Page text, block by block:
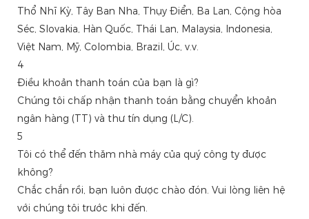
Thổ Nhĩ Kỳ, Tây Ban Nha, Thụy Điển, Ba Lan, Cộng hòa
Séc, Slovakia, Hàn Quốc, Thái Lan, Malaysia, Indonesia,
Việt Nam, Mỹ, Colombia, Brazil, Úc, v.v.
4
Điều khoản thanh toán của bạn là gì?
Chúng tôi chấp nhận thanh toán bằng chuyển khoản
ngân hàng (TT) và thư tín dụng (L/C).
5
Tôi có thể đến thăm nhà máy của quý công ty được
không?
Chắc chắn rồi, bạn luôn được chào đón. Vui lòng liên hệ
với chúng tôi trước khi đến.